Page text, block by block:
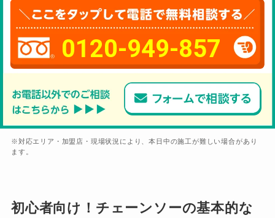
0120-949-857
※対応エリア・加盟店・現場状況により、本日中の施工が難しい場合があり
ます。
初心者向け！チェーンソーの基本的な